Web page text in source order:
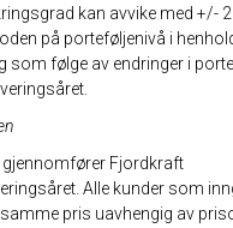
kan avvike med +/-
på porteføljenivå i
følge av endringer i
Fjordkraft
Alle kunder som
pris uavhengig av